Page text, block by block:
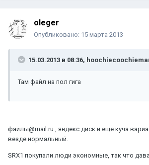
oleger
Опубликовано: 15 марта 2013
15.03.2013 в 08:36,
Там файл на пол гига
файлы@mail.ru , яндекс.диск и еще куча
везде нормальный.
SRX1 покупали люди экономные, так что